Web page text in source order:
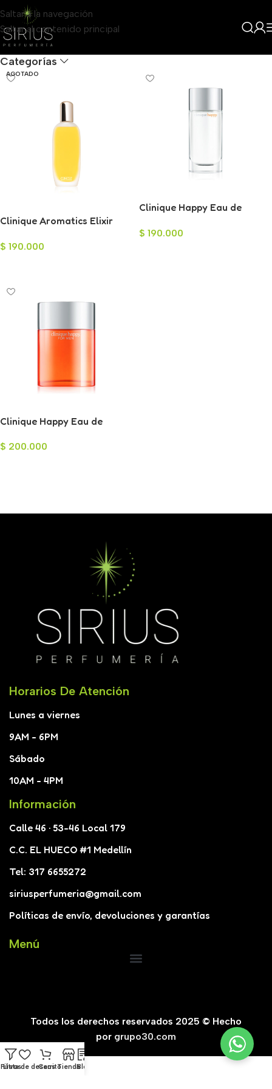
Saltar a la navegación
Saltar al contenido principal
Filters
Categorías
AGOTADO
Clinique Aromatics Elixir
$ 190.000
Clinique Happy Eau de
$ 190.000
Clinique Happy Eau de
$ 200.000
Horarios De Atención
Lunes a viernes
9AM - 6PM
Sábado
10AM - 4PM
Información
Calle 46 · 53-46 Local 179
C.C. EL HUECO #1 Medellín
Tel: 317 6655272
siriusperfumeria@gmail.com
Políticas de envío, devoluciones y garantías
Menú
Todos los derechos reservados 2025 © Hecho
por grupo30.com
Filtros
Lista de deseos
CarritoTiendaBlog